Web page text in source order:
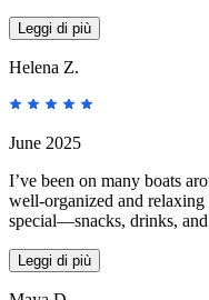
Leggi di più
Helena Z.
June 2025
I’ve been on many boats
well-organized and
special—snacks, drinks,
Leggi di più